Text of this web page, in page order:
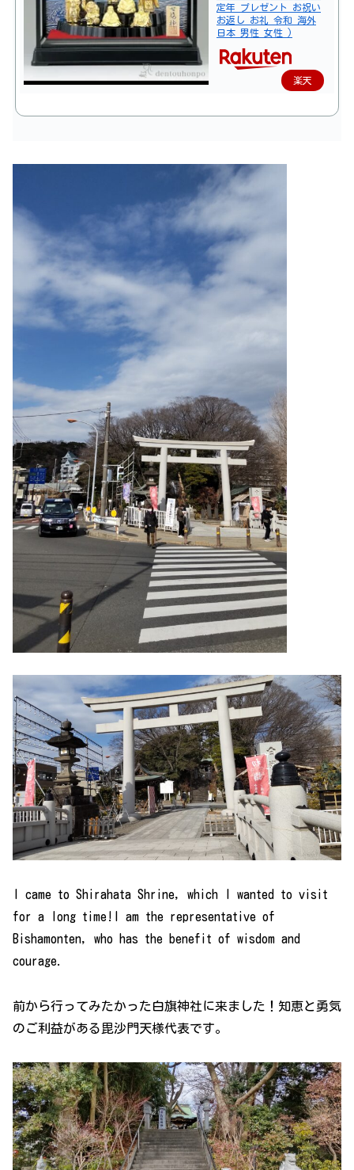
定年 プレゼント お祝い
お返し お礼 令和 海外
日本 男性 女性 )
楽天
I came to Shirahata Shrine, which I wanted to visit
for a long time!I am the representative of
Bishamonten, who has the benefit of wisdom and
courage.
前から行ってみたかった白旗神社に来ました！知恵と勇気
のご利益がある毘沙門天様代表です。